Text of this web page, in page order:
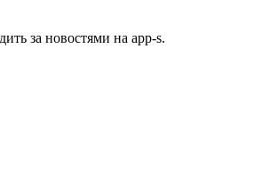
за новостями на app-s.